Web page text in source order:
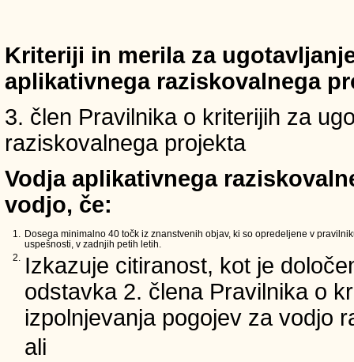
Kriteriji in merila za
aplikativnega raziskovalnega
3. člen Pravilnika o kriterijih za
raziskovalnega projekta
Vodja aplikativnega
vodjo, če:
1.
Dosega minimalno 40 točk iz znanstvenih objav, ki so opredeljene v
uspešnosti, v zadnjih petih letih.
2.
Izkazuje citiranost, kot je
odstavka 2. člena Pravilnika o
izpolnjevanja pogojev za vodjo
ali